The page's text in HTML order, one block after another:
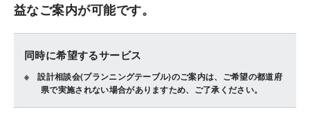
益なご案内が可能です。
同時に希望するサービス
設計相談会(プランニングテーブル)のご案内は、ご希望の都道府
県で実施されない場合がありますため、ご了承ください。